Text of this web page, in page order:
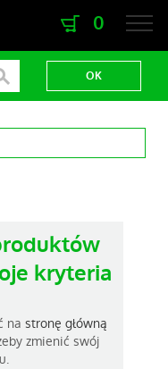
0
kryteria
na stronę główną
zmienić swój